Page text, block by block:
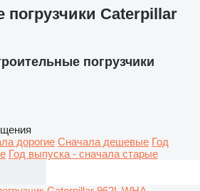
Caterpillar
погрузчики
дорогие Сначала дешевые Год
Год выпуска - сначала старые